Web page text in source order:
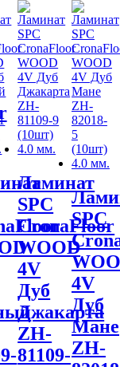
Ламинат
SPC
CronaFloor
WOOD
4V
Дуб
Джакарта
ZH-
81109-
SPC
4V
Дуб
Мане
ZH-